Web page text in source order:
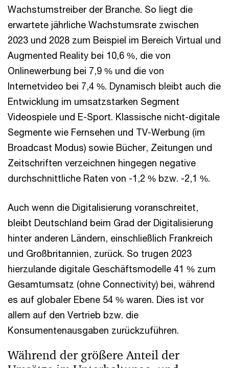
Wachstumstreiber der Branche. So liegt die
erwartete jährliche Wachstumsrate zwischen
2023 und 2028 zum Beispiel im Bereich Virtual und
Augmented Reality bei 10,6 %, die von
Onlinewerbung bei 7,9 % und die von
Internetvideo bei 7,4 %. Dynamisch bleibt auch die
Entwicklung im umsatzstarken Segment
Videospiele und E-Sport. Klassische nicht-digitale
Segmente wie Fernsehen und TV-Werbung (im
Broadcast Modus) sowie Bücher, Zeitungen und
Zeitschriften verzeichnen hingegen negative
durchschnittliche Raten von -1,2 % bzw. -2,1 %.
Auch wenn die Digitalisierung voranschreitet,
bleibt Deutschland beim Grad der Digitalisierung
hinter anderen Ländern, einschließlich Frankreich
und Großbritannien, zurück. So trugen 2023
hierzulande digitale Geschäftsmodelle 41 % zum
Gesamtumsatz (ohne Connectivity) bei, während
es auf globaler Ebene 54 % waren. Dies ist vor
allem auf den Vertrieb bzw. die
Konsumentenausgaben zurückzuführen.
Während der größere Anteil der